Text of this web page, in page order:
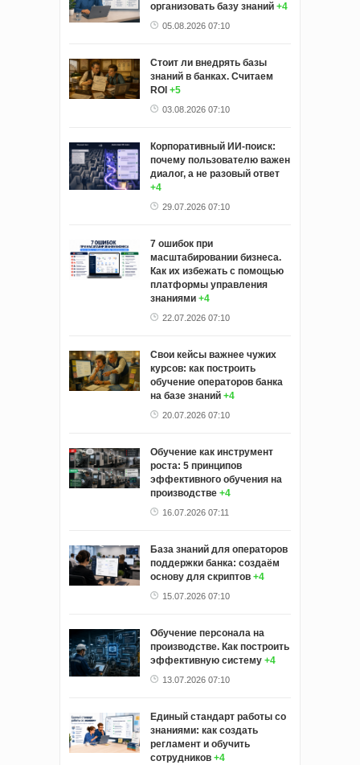
организовать базу знаний +4
05.08.2026 07:10
Стоит ли внедрять базы
знаний в банках. Считаем
ROI +5
03.08.2026 07:10
Корпоративный ИИ‑поиск:
почему пользователю важен
диалог, а не разовый ответ
+4
29.07.2026 07:10
7 ошибок при
масштабировании бизнеса.
Как их избежать с помощью
платформы управления
знаниями +4
22.07.2026 07:10
Свои кейсы важнее чужих
курсов: как построить
обучение операторов банка
на базе знаний +4
20.07.2026 07:10
Обучение как инструмент
роста: 5 принципов
эффективного обучения на
производстве +4
16.07.2026 07:11
База знаний для операторов
поддержки банка: создаём
основу для скриптов +4
15.07.2026 07:10
Обучение персонала на
производстве. Как построить
эффективную систему +4
13.07.2026 07:10
Единый стандарт работы со
знаниями: как создать
регламент и обучить
сотрудников +4